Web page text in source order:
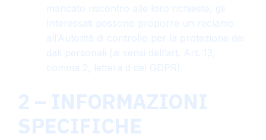
mancato riscontro alle loro richieste, gli
Interessati possono proporre un reclamo
all’Autorità di controllo per la protezione dei
dati personali (ai sensi dell’art. Art. 13,
comma 2, lettera d del GDPR).
2 – INFORMAZIONI
SPECIFICHE